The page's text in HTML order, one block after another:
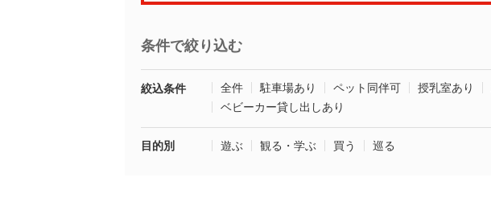
条件で絞り込む
絞込条件 全件 駐車場あり ペット同伴可 授乳室あり
ベビーカー貸し出しあり
目的別 遊ぶ 観る・学ぶ 買う 巡る